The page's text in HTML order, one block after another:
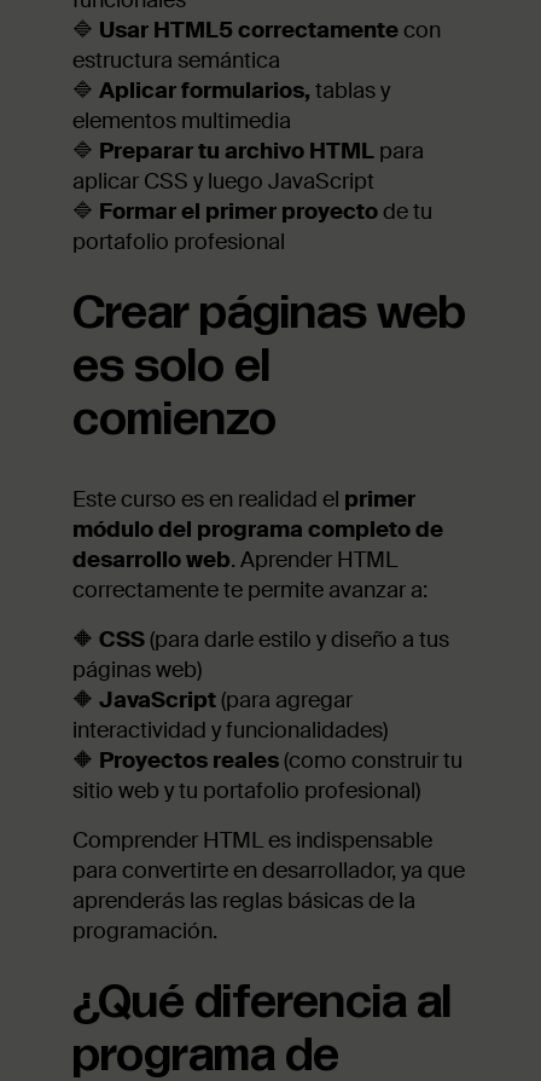
🔷 Usar HTML5 correctamentecon
estructura semántica
🔷 Aplicar formularios, tablas y
elementos multimedia
🔷 Preparar tu archivo HTML para
aplicar CSS y luego JavaScript
🔷 Formar el primer proyectode tu
portafolio profesional
Crear páginas web
es solo el
comienzo
Este curso es en realidad el primer
módulo del programa completo de
desarrollo web. Aprender HTML
correctamente te permite avanzar a:
🔶 CSS(para darle estilo y diseño a tus
páginas web)
🔶 JavaScript(para agregar
interactividad y funcionalidades)
🔶 Proyectos reales(como construir tu
sitio web y tu portafolio profesional)
Comprender HTML es indispensable
para convertirte en desarrollador, ya que
aprenderás las reglas básicas de la
programación.
¿Qué diferencia al
programa de